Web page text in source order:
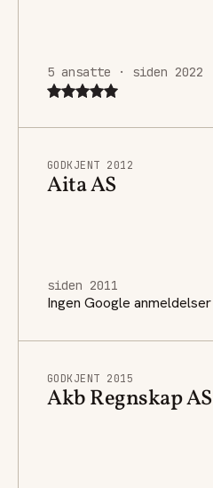
5 ansatte · siden 2022
GODKJENT 2012
Aita AS
siden 2011
Ingen Google anmeldelser
GODKJENT 2015
Akb Regnskap AS